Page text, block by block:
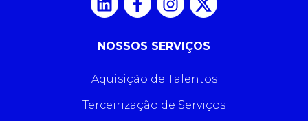
NOSSOS SERVIÇOS
Aquisição de Talentos
Terceirização de Serviços